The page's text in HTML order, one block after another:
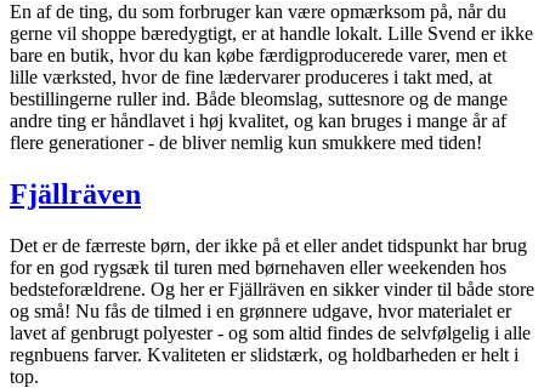
En af de ting, du som forbruger kan være opmærksom på, når du
gerne vil shoppe bæredygtigt, er at handle lokalt. Lille Svend er ikke
bare en butik, hvor du kan købe færdigproducerede varer, men et
lille værksted, hvor de fine lædervarer produceres i takt med, at
bestillingerne ruller ind. Både bleomslag, suttesnore og de mange
andre ting er håndlavet i høj kvalitet, og kan bruges i mange år af
flere generationer - de bliver nemlig kun smukkere med tiden!
Fjällräven
Det er de færreste børn, der ikke på et eller andet tidspunkt har brug
for en god rygsæk til turen med børnehaven eller weekenden hos
bedsteforældrene. Og her er Fjällräven en sikker vinder til både store
og små! Nu fås de tilmed i en grønnere udgave, hvor materialet er
lavet af genbrugt polyester - og som altid findes de selvfølgelig i alle
regnbuens farver. Kvaliteten er slidstærk, og holdbarheden er helt i
top.